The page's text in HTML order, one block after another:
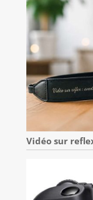
Vidéo sur